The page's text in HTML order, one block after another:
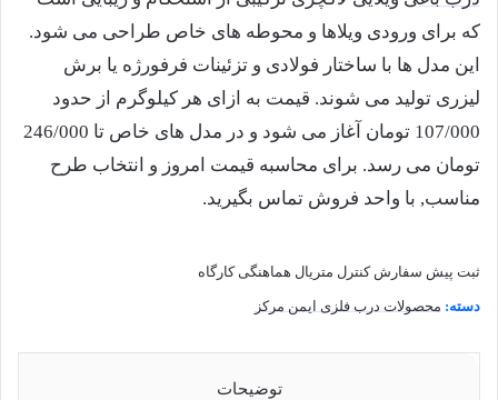
که برای ورودی ویلاها و محوطه های خاص طراحی می شود.
این مدل ها با ساختار فولادی و تزئینات فرفورژه یا برش
لیزری تولید می شوند. قیمت به ازای هر کیلوگرم از حدود
107/000 تومان آغاز می شود و در مدل های خاص تا 246/000
تومان می رسد. برای محاسبه قیمت امروز و انتخاب طرح
مناسب, با واحد فروش تماس بگیرید.
ثبت پیش سفارش کنترل متریال هماهنگی کارگاه
دسته: محصولات درب فلزی ایمن مرکز
توضیحات